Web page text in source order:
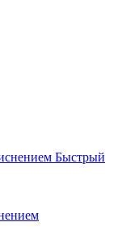
Быстрый